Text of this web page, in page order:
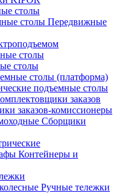
столы
Передвижные
столы
столы
столы (платформа)
подъемные столы
заказов
заказов-комиссионеры
Сборщики
Контейнеры и
Ручные тележки